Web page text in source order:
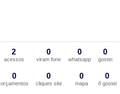
2
acessos
0
viram fone
0
whatsapp
0
gostei
0
orçamentos
0
cliques site
0
mapa
0
ñ gostei